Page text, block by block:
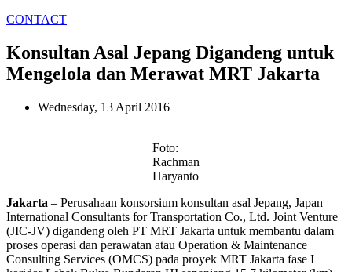
CONTACT
Konsultan Asal Jepang Digandeng untuk
Mengelola dan Merawat MRT Jakarta
Wednesday, 13 April 2016
Foto:
Rachman
Haryanto
Jakarta – Perusahaan konsorsium konsultan asal Jepang, Japan
International Consultants for Transportation Co., Ltd. Joint Venture
(JIC-JV) digandeng oleh PT MRT Jakarta untuk membantu dalam
proses operasi dan perawatan atau Operation & Maintenance
Consulting Services (OMCS) pada proyek MRT Jakarta fase I